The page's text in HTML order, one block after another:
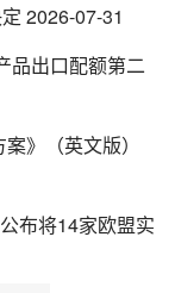
2026-07-31
品出口配额第二
》（英文版）
布将14家欧盟实